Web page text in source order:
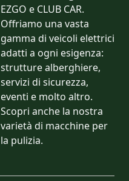
EZGO e CLUB CAR.
Offriamo una vasta
gamma di veicoli elettrici
adatti a ogni esigenza:
strutture alberghiere,
servizi di sicurezza,
eventi e molto altro.
Scopri anche la nostra
varietà di macchine per
la pulizia.